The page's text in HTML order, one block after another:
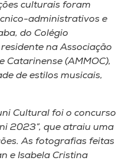
culturais foram
administrativos e
do Colégio
na Associação
Catarinense (AMMOC),
de estilos musicais,
Cultural foi o concurso
2023”, que atraiu uma
As fotografias feitas
e Isabela Cristina